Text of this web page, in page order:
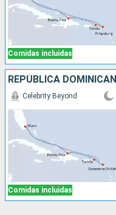
Comidas incluidas
Comidas incluidas
Celebrity Beyond